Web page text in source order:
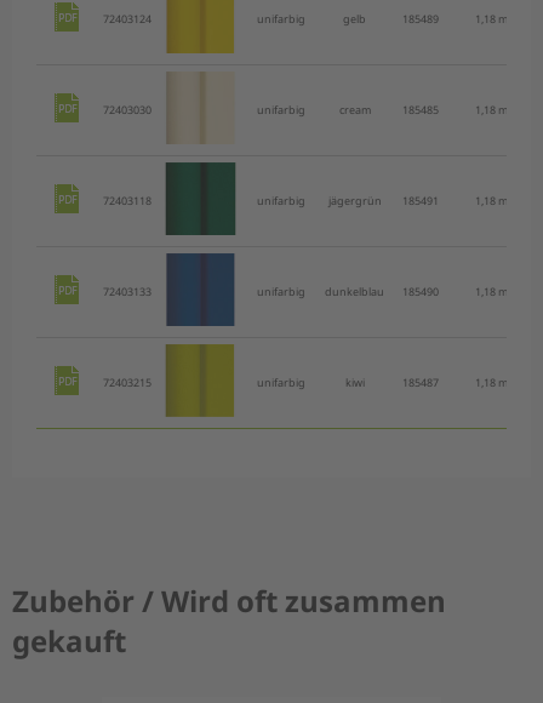
72403124 unifarbig gelb 185489 1,18 m
72403030 unifarbig cream 185485 1,18 m
72403118 unifarbig jägergrün 185491 1,18 m
72403133 unifarbig dunkelblau 185490 1,18 m
72403215 unifarbig kiwi 185487 1,18 m
Zubehör / Wird oft zusammen
gekauft